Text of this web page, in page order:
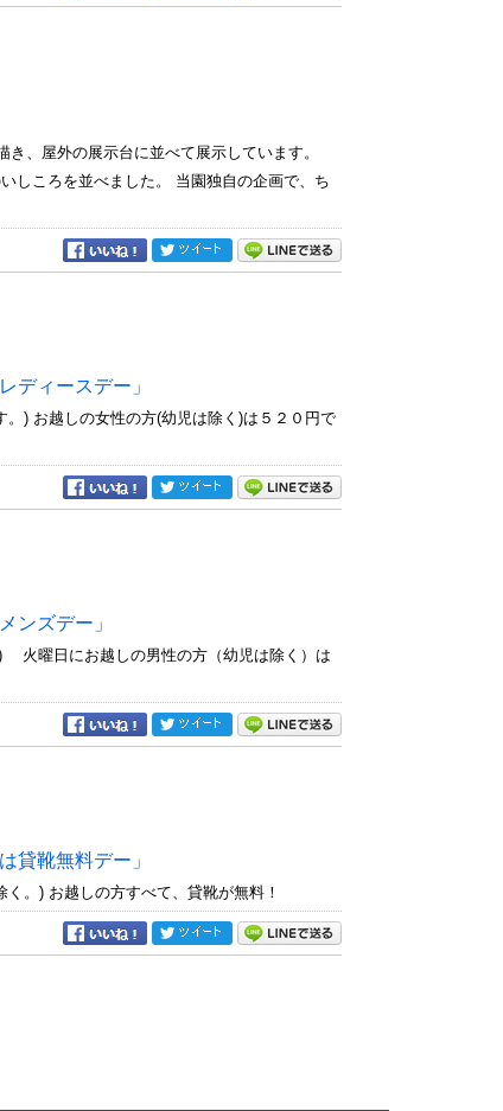
、屋外の展示台に並べて展示しています。
しころを並べました。 当園独自の企画で、ち
ディースデー」
) お越しの女性の方(幼児は除く)は５２０円で
ンズデー」
火曜日にお越しの男性の方（幼児は除く）は
貸靴無料デー」
く。) お越しの方すべて、貸靴が無料！